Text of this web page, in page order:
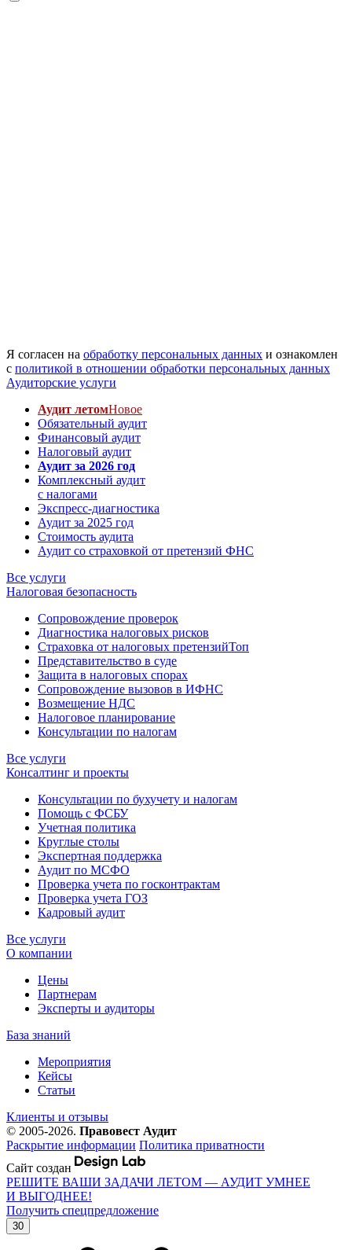
Я согласен на обработку персональных данных и ознакомлен
с политикой в отношении обработки персональных данных
Аудиторские услуги
Аудит летомНовое
Обязательный аудит
Финансовый аудит
Налоговый аудит
Аудит за 2026 год
Комплексный аудит
с налогами
Экспресс-диагностика
Аудит за 2025 год
Стоимость аудита
Аудит со страховкой от претензий ФНС
Все услуги
Налоговая безопасность
Сопровождение проверок
Диагностика налоговых рисков
Страховка от налоговых претензийТоп
Представительство в суде
Защита в налоговых спорах
Сопровождение вызовов в ИФНС
Возмещение НДС
Налоговое планирование
Консультации по налогам
Все услуги
Консалтинг и проекты
Консультации по бухучету и налогам
Помощь с ФСБУ
Учетная политика
Круглые столы
Экспертная поддержка
Аудит по МСФО
Проверка учета по госконтрактам
Проверка учета ГОЗ
Кадровый аудит
Все услуги
О компании
Цены
Партнерам
Эксперты и аудиторы
База знаний
Мероприятия
Кейсы
Статьи
Клиенты и отзывы
© 2005-2026. Правовест Аудит
Раскрытие информации Политика приватности
Сайт создан
РЕШИТЕ ВАШИ ЗАДАЧИ ЛЕТОМ — АУДИТ УМНЕЕ
И ВЫГОДНЕЕ!
Получить спецпредложение
30